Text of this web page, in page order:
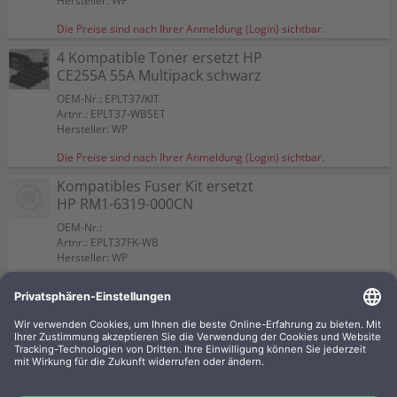
Die Preise sind nach Ihrer Anmeldung (Login) sichtbar.
4 Kompatible Toner ersetzt HP
CE255A 55A Multipack schwarz
OEM-Nr.: EPLT37/KIT
Artnr.: EPLT37-WBSET
Hersteller: WP
Die Preise sind nach Ihrer Anmeldung (Login) sichtbar.
Kompatibles Fuser Kit ersetzt
HP RM1-6319-000CN
OEM-Nr.:
Artnr.: EPLT37FK-WB
Hersteller: WP
CE255X 55X Multipack schwarz
OEM-Nr.: EPLT37X/KIT
Artnr.: EPLT37X-WBSET